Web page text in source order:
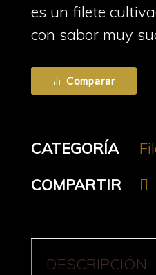
es un filete
con sabor muy
Comparar
CATEGORÍA
COMPARTIR
DESCRIPCIÓN